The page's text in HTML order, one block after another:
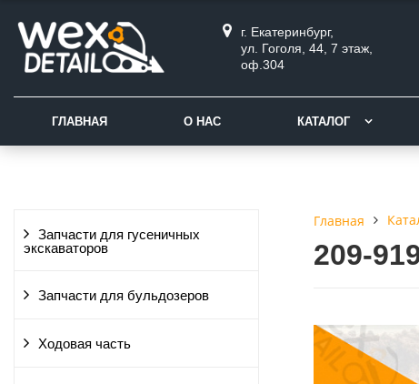
г. Екатеринбург,
ул. Гоголя, 44, 7 этаж,
оф.304
ГЛАВНАЯ О НАС КАТАЛОГ
Запчасти для гусеничных
экскаваторов
Запчасти для бульдозеров
Ходовая часть
Главная
209-